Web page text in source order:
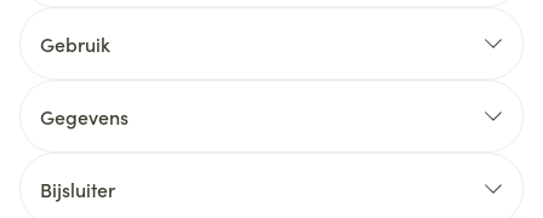
Gebruik
Gegevens
Bijsluiter